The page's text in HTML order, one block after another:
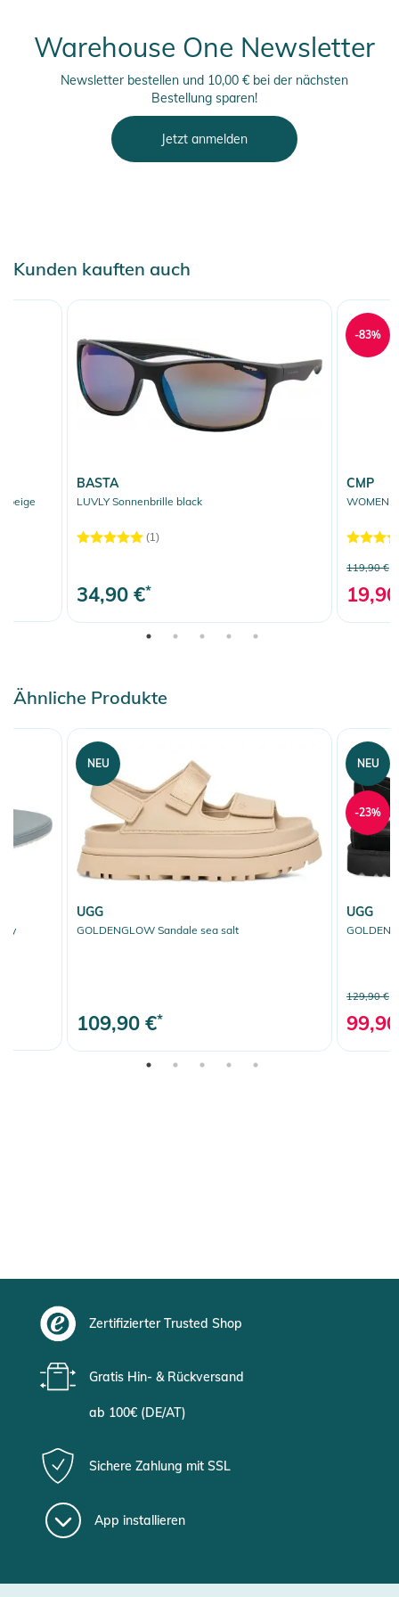
Warehouse One Newsletter
Newsletter bestellen und 10,00 € bei der nächsten
Bestellung sparen!
Jetzt anmelden
Kunden kauften auch
beige
BASTA
LUVLY Sonnenbrille black
(1)
34,90 €*
CMP
WOMEN
119,90 €
-83%
Ähnliche Produkte
UGG
GOLDENGLOW Sandale sea salt
109,90 €*
NEU
UGG
129,90 €
NEU
-23%
Zertifizierter Trusted Shop
Gratis Hin- & Rückversand
ab 100€ (DE/AT)
Sichere Zahlung mit SSL
App installieren